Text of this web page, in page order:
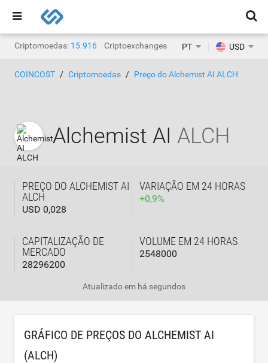
Criptomoedas: 15.916 Criptoexchanges: 1.468
PT USD
COINCOST Criptomoedas Preço do Alchemist AI ALCH
Alchemist AI ALCH
PREÇO DO ALCHEMIST AI
ALCH
USD 0,028
VARIAÇÃO EM 24 HORAS
+0,9%
CAPITALIZAÇÃO DE
MERCADO
28296200
VOLUME EM 24 HORAS
2548000
Atualizado em há segundos
GRÁFICO DE PREÇOS DO ALCHEMIST AI
(ALCH)